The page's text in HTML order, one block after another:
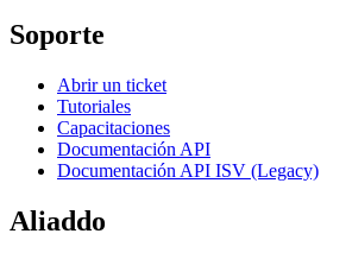
Soporte
Abrir un ticket
Tutoriales
Capacitaciones
Documentación API
Documentación API ISV (Legacy)
Aliaddo